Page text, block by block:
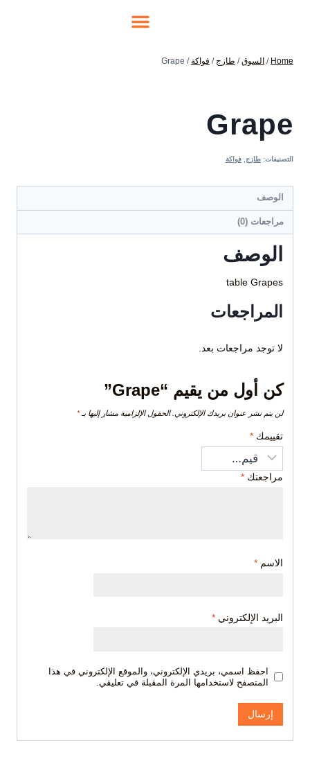
Home
/ السوق / طازج / فواكة /
Grape
Grape
التصنيفات: طازج فواكة
الوصف
مراجعات (0)
الوصف
table Grapes
المراجعات
لا توجد مراجعات بعد.
كن أول من يقيم “Grape”
لن يتم نشر عنوان بريدك الإلكتروني. الحقول الإلزامية مشار إليها بـ*
تقييمك *
مراجعتك *
الاسم *
البريد الإلكتروني *
احفظ اسمي، بريدي الإلكتروني، والموقع الإلكتروني في هذا
المتصفح لاستخدامها المرة المقبلة في تعليقي.